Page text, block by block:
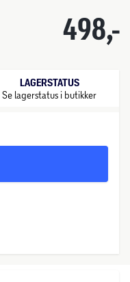
498,-
LAGERSTATUS
Se lagerstatus i butikker